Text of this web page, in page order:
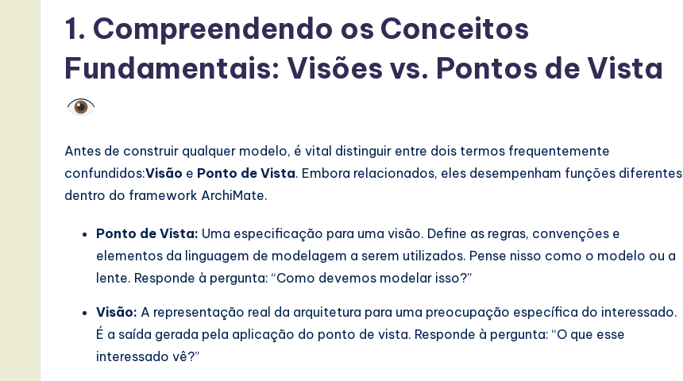
A
1. Compreendendo os Conceitos
Fundamentais: Visões vs. Pontos de Vista
Antes de construir qualquer modelo, é vital distinguir entre dois termos frequentemente
confundidos:Visão e Ponto de Vista. Embora relacionados, eles desempenham funções diferentes
dentro do framework ArchiMate.
Ponto de Vista: Uma especificação para uma visão. Define as regras, convenções e
elementos da linguagem de modelagem a serem utilizados. Pense nisso como o modelo ou a
lente. Responde à pergunta: “Como devemos modelar isso?”
Visão: A representação real da arquitetura para uma preocupação específica do interessado.
É a saída gerada pela aplicação do ponto de vista. Responde à pergunta: “O que esse
interessado vê?”